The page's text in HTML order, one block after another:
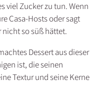
viel Zucker zu tun. Wenn
Casa-Hosts oder sagt
nicht so süß hättet.
Dessert aus dieser
ist, die seinen
Textur und seine Kerne